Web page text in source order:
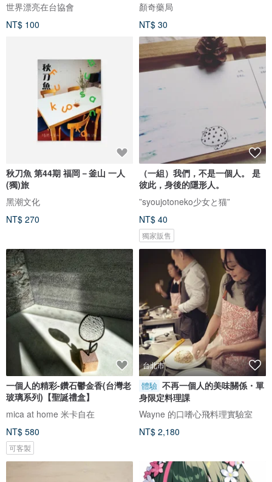
世界漂亮在台協會
NT$ 100
顏奇藥局
NT$ 30
秋刀魚 第44期 福岡－釜山 一人
(獨)旅
黑潮文化
NT$ 270
（一組）我們，不是一個人。 是
彼此，身後的隱形人。
”syoujotoneko少女と猫”
NT$ 40
獨家販售
一個人的精彩-鑽石鬱金香(台灣老
玻璃系列)【聖誕禮盒】
mica at home 米卡自在
NT$ 580
可客製
台北市
體驗 不再一個人的美味關係・單
身限定料理課
Wayne 的口嗜心飛料理實驗室
NT$ 2,180